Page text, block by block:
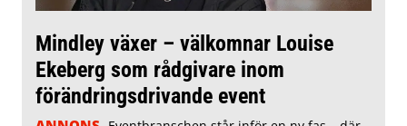
Mindley växer – välkomnar Louise
Ekeberg som rådgivare inom
förändringsdrivande event